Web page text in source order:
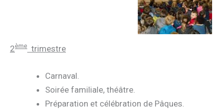
2ème trimestre
Carnaval.
Soirée familiale, théâtre.
Préparation et célébration de Pâques.